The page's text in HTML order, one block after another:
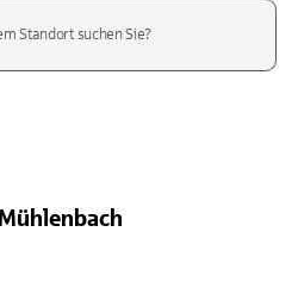
Mühlenbach